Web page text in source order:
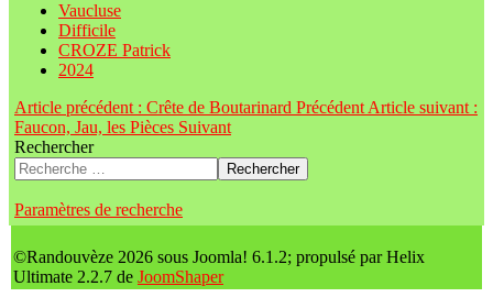
Vaucluse
Difficile
CROZE Patrick
2024
Article précédent : Crête de Boutarinard Précédent Article suivant :
Faucon, Jau, les Pièces Suivant
Rechercher
Rechercher
Paramètres de recherche
©Randouvèze 2026 sous Joomla! 6.1.2; propulsé par Helix
Ultimate 2.2.7 de JoomShaper